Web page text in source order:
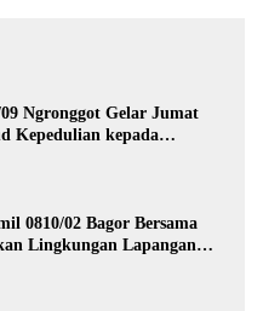
Ngronggot Gelar Jumat
Kepedulian kepada
0810/02 Bagor Bersama
Lingkungan Lapangan